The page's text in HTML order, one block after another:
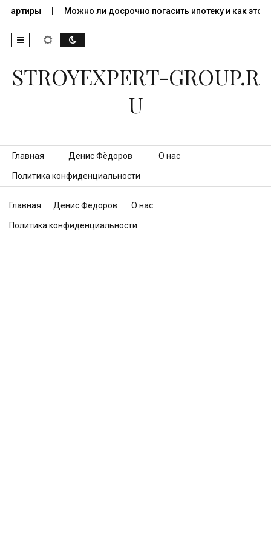
Можно ли досрочно погасить ипотеку и как это…
STROYEXPERT-GROUP.R
U
Перейти к контенту
Главная Денис Фёдоров О нас
Политика конфиденциальности
Главная Денис Фёдоров О нас
Политика конфиденциальности